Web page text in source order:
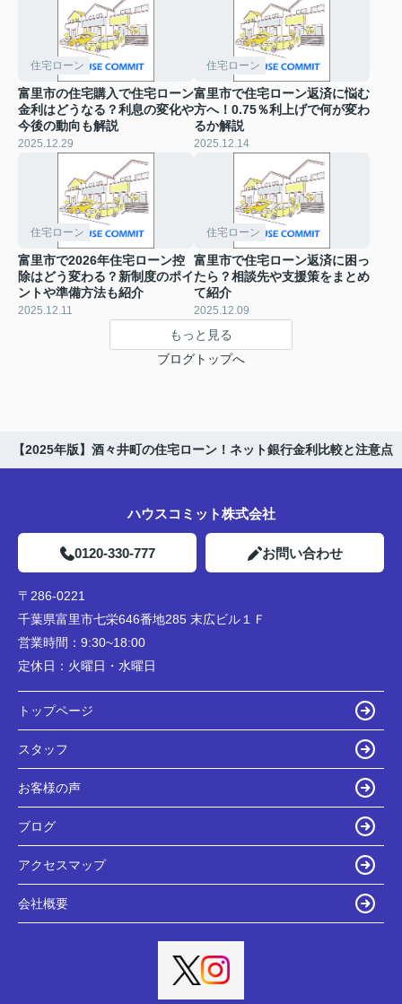
住宅ローン
富里市の住宅購入で住宅ローン
金利はどうなる？利息の変化や
今後の動向も解説
2025.12.29
住宅ローン
富里市で住宅ローン返済に悩む
方へ！0.75％利上げで何が変わ
るか解説
2025.12.14
住宅ローン
富里市で2026年住宅ローン控
除はどう変わる？新制度のポイ
ントや準備方法も紹介
2025.12.11
住宅ローン
富里市で住宅ローン返済に困っ
たら？相談先や支援策をまとめ
て紹介
2025.12.09
もっと見る
ブログトップへ
【2025年版】酒々井町の住宅ローン！ネット銀行金利比較と注意点
ハウスコミット株式会社
0120-330-777 お問い合わせ
〒286-0221
千葉県富里市七栄646番地285 末広ビル１Ｆ
営業時間： 9:30~18:00
定休日： 火曜日・水曜日
トップページ
スタッフ
お客様の声
ブログ
アクセスマップ
会社概要